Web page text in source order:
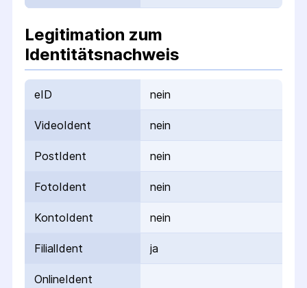
Legitimation zum
Identitätsnachweis
eID nein
VideoIdent nein
PostIdent nein
FotoIdent nein
KontoIdent nein
FilialIdent ja
OnlineIdent